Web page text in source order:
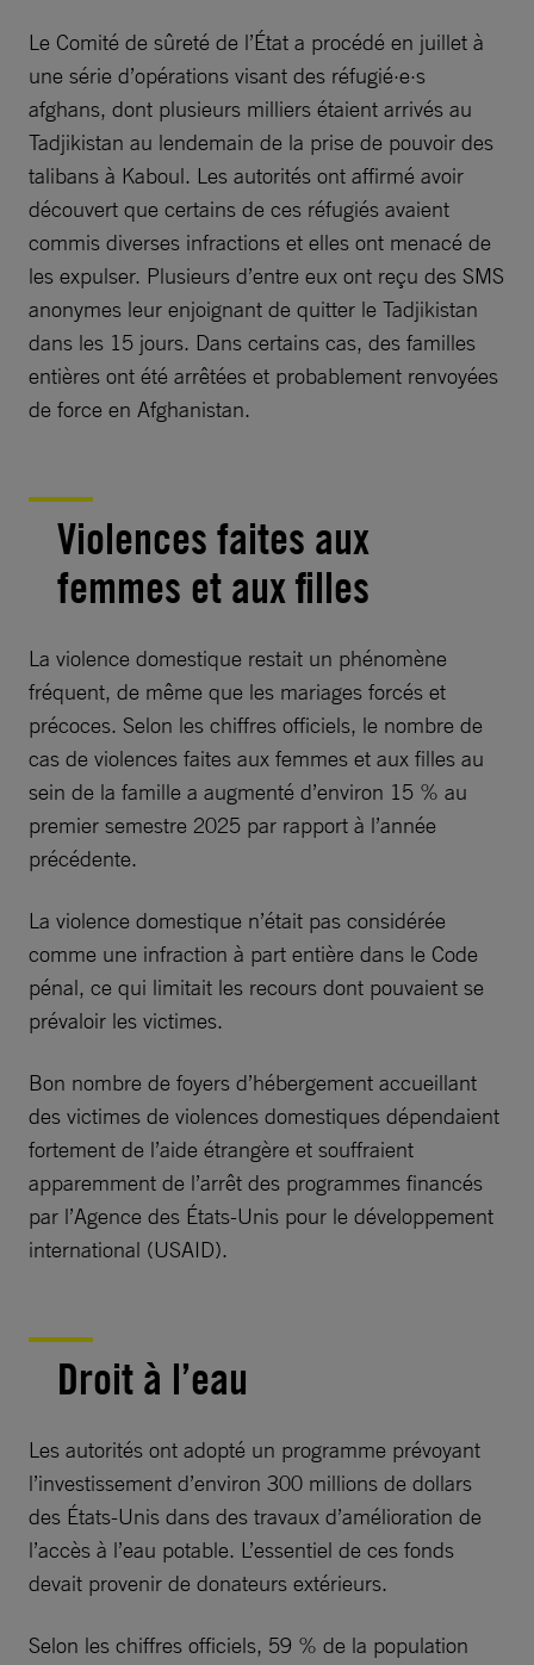
Le Comité de sûreté de l’État a procédé en juillet à
une série d’opérations visant des réfugié·e·s
afghans, dont plusieurs milliers étaient arrivés au
Tadjikistan au lendemain de la prise de pouvoir des
talibans à Kaboul. Les autorités ont affirmé avoir
découvert que certains de ces réfugiés avaient
commis diverses infractions et elles ont menacé de
les expulser. Plusieurs d’entre eux ont reçu des SMS
anonymes leur enjoignant de quitter le Tadjikistan
dans les 15 jours. Dans certains cas, des familles
entières ont été arrêtées et probablement renvoyées
de force en Afghanistan.
Violences faites aux
femmes et aux filles
La violence domestique restait un phénomène
fréquent, de même que les mariages forcés et
précoces. Selon les chiffres officiels, le nombre de
cas de violences faites aux femmes et aux filles au
sein de la famille a augmenté d’environ 15 % au
premier semestre 2025 par rapport à l’année
précédente.
La violence domestique n’était pas considérée
comme une infraction à part entière dans le Code
pénal, ce qui limitait les recours dont pouvaient se
prévaloir les victimes.
Bon nombre de foyers d’hébergement accueillant
des victimes de violences domestiques dépendaient
fortement de l’aide étrangère et souffraient
apparemment de l’arrêt des programmes financés
par l’Agence des États-Unis pour le développement
international (USAID).
Droit à l’eau
Les autorités ont adopté un programme prévoyant
l’investissement d’environ 300 millions de dollars
des États-Unis dans des travaux d’amélioration de
l’accès à l’eau potable. L’essentiel de ces fonds
devait provenir de donateurs extérieurs.
Selon les chiffres officiels, 59 % de la population